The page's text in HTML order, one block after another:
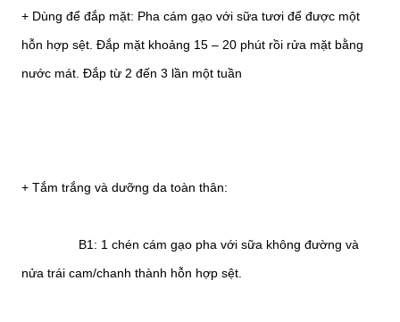
+ Dùng để đắp mặt: Pha cám gạo với sữa tươi để được một
hỗn hợp sệt. Đắp mặt khoảng 15 – 20 phút rồi rửa mặt bằng
nước mát. Đắp từ 2 đến 3 lần một tuần
+ Tắm trắng và dưỡng da toàn thân:
B1: 1 chén cám gạo pha với sữa không đường và
nửa trái cam/chanh thành hỗn hợp sệt.